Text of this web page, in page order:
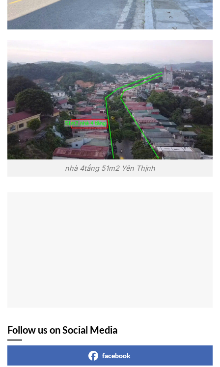
nhà 4tầng 51m2 Yên Thịnh
Follow us on Social Media
facebook